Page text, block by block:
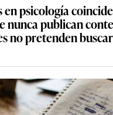
en psicología
nunca publican
no pretenden